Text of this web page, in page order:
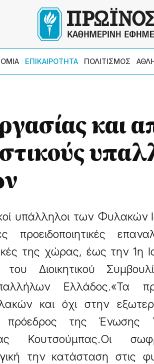
ΕΠΙΚΑΙΡΟΤΗΤΑ ΠΟΛΙΤΙΣΜΟΣ
και
υπάλληλοι των Φυλακών
προειδοποιητικές
της χώρας, έως την 1η
Διοικητικού
Ελλάδος.«Τα
και όχι στην
ο πρόεδρος της
Κουτσούμπας.Οι
την κατάσταση στις